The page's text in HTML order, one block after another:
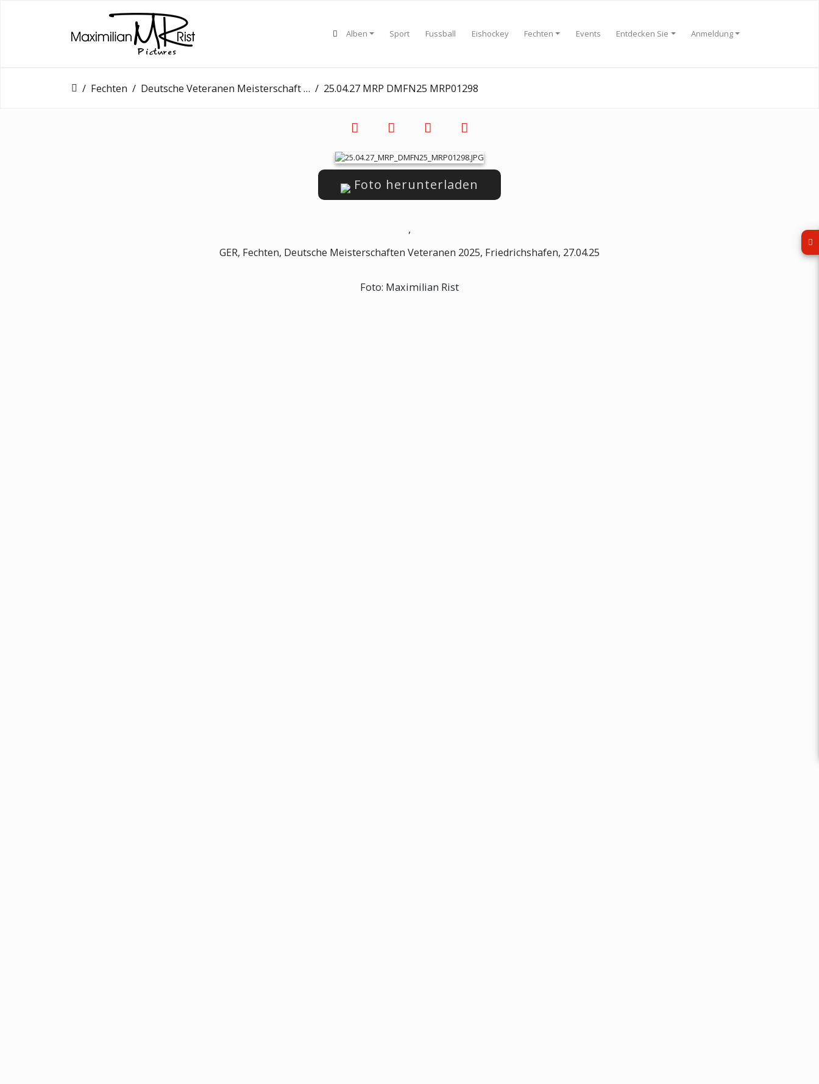
Alben Sport Fussball Eishockey Fechten Events Entdecken Sie Anmeldung
Fechten Deutsche Veteranen Meisterschaft - Tag 2 25.04.27 MRP DMFN25 MRP01298
Foto herunterladen
,
GER, Fechten, Deutsche Meisterschaften Veteranen 2025, Friedrichshafen, 27.04.25
Foto: Maximilian Rist